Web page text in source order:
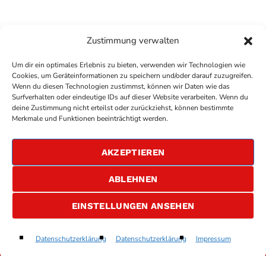
Zustimmung verwalten
Um dir ein optimales Erlebnis zu bieten, verwenden wir Technologien wie
Cookies, um Geräteinformationen zu speichern und/oder darauf zuzugreifen.
Wenn du diesen Technologien zustimmst, können wir Daten wie das
Surfverhalten oder eindeutige IDs auf dieser Website verarbeiten. Wenn du
deine Zustimmung nicht erteilst oder zurückziehst, können bestimmte
Merkmale und Funktionen beeinträchtigt werden.
AKZEPTIEREN
ABLEHNEN
EINSTELLUNGEN ANSEHEN
Datenschutzerklärung Datenschutzerklärung Impressum
play_arrow
Need Your Love
COPYRIGHTANTENNE BAD KREUZNACH
DATENSCHUTZERKLÄRUNG
ALLGEMEINE GESCHÄFTSBEDINGUNGEN
GEWINNSPIELBEDINGUNGEN